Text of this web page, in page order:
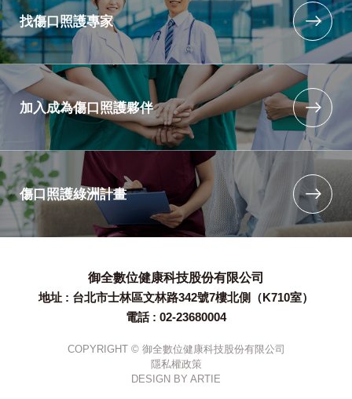
找傷口照護專家
加入成為傷口照護夥伴
傷口照護綠洲計畫
御全數位健康科技股份有限公司
地址 : 台北市士林區文林路342號7樓北側（K710室）
電話 : 02-23680004
COPYRIGHT © 御全數位健康科技股份有限公司
隱私權政策
DESIGN BY ARTIE